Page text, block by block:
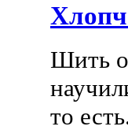
Шить
то